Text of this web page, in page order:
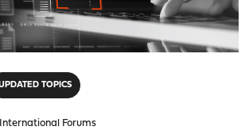
TOPICS
International Forums